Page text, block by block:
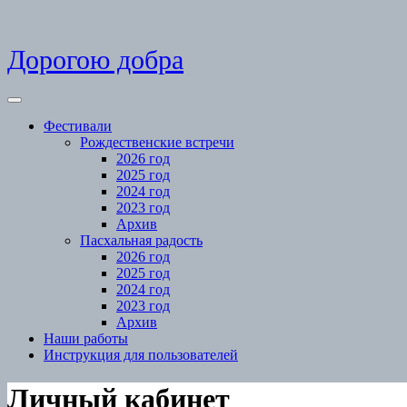
Skip
to
Дорогою добра
Open
Фестивали
Рождественские встречи
2026 год
2025 год
2024 год
2023 год
Архив
Пасхальная радость
2026 год
2025 год
2024 год
2023 год
Архив
Наши работы
Инструкция для пользователей
Close
Menu
Личный кабинет